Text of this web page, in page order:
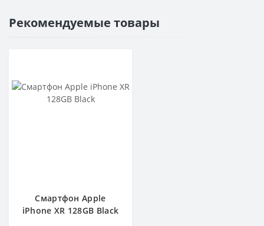
Рекомендуемые товары
Смартфон Apple
iPhone XR 128GB Black